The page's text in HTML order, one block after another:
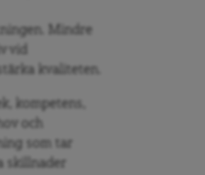
Mindre
vid
kvaliteten.
kompetens,
och
som tar